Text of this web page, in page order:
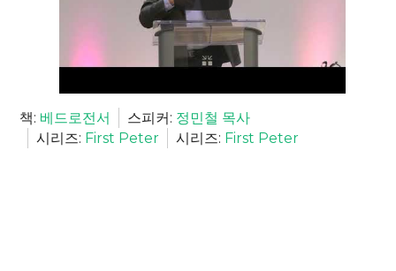
책: 베드로전서 스피커: 정민철 목사
시리즈: First Peter 시리즈: First Peter